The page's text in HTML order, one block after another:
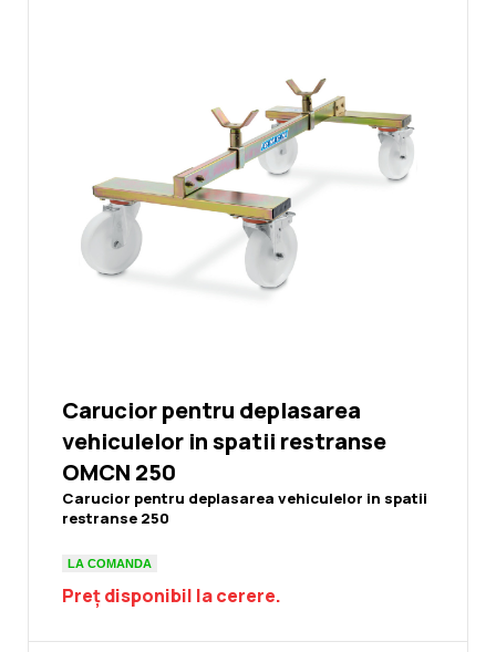
Carucior pentru deplasarea
vehiculelor in spatii restranse
OMCN 250
Carucior pentru deplasarea vehiculelor in spatii
restranse 250
LA COMANDA
Preț disponibil la cerere.